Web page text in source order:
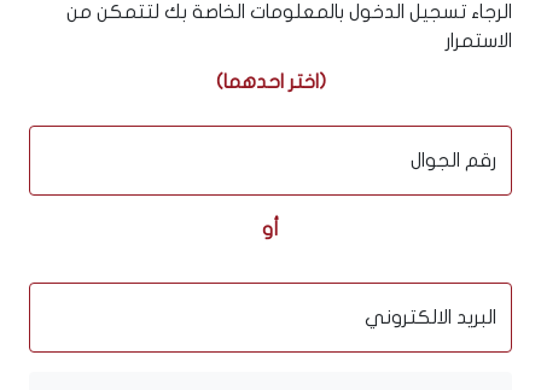
الرجاء تسجيل الدخول بالمعلومات الخاصة بك لتتمكن من
الاستمرار
(اختر احدهما)
رقم الجوال
أو
البريد الالكتروني